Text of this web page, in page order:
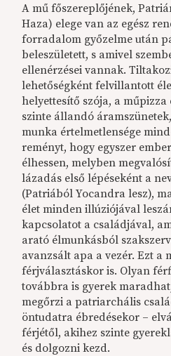
A mű főszereplőjének,
Haza) elege van az egész
forradalom győzelme után
beleszületett, s amivel
ellenérzései vannak.
lehetőségként felvillantott
helyettesítő szója, a műpizza
szinte állandó
munka értelmetlensége
reményt, hogy egyszer
élhessen, melyben
lázadás első lépéseként a
(Patriából Yocandra lesz),
élet minden illúziójával
kapcsolatot a családjával,
arató élmunkásból
avanzsált apa a vezér. Ezt a
férjválasztáskor is. Olyan
továbbra is gyerek
megőrzi a patriarchális
öntudatra ébredésekor –
férjétől, akihez szinte
és dolgozni kezd.